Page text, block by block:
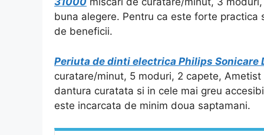
buna alegere. Pentru ca este forte
de beneficii.
Periuta de dinti electrica Philips Sonicare
curatare/minut, 5 moduri, 2 capete,
dantura curatata si in cele mai greu
este incarcata de minim doua saptamani.